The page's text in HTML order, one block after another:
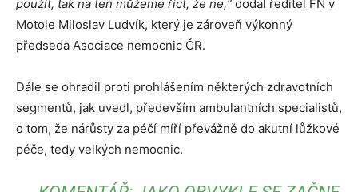
použít, tak na ten můžeme říct, že ne,“ dodal ředitel FN v
Motole Miloslav Ludvík, který je zároveň výkonný
předseda Asociace nemocnic ČR.
Dále se ohradil proti prohlášením některých zdravotních
segmentů, jak uvedl, především ambulantních specialistů,
o tom, že nárůsty za péčí míří převážně do akutní lůžkové
péče, tedy velkých nemocnic.